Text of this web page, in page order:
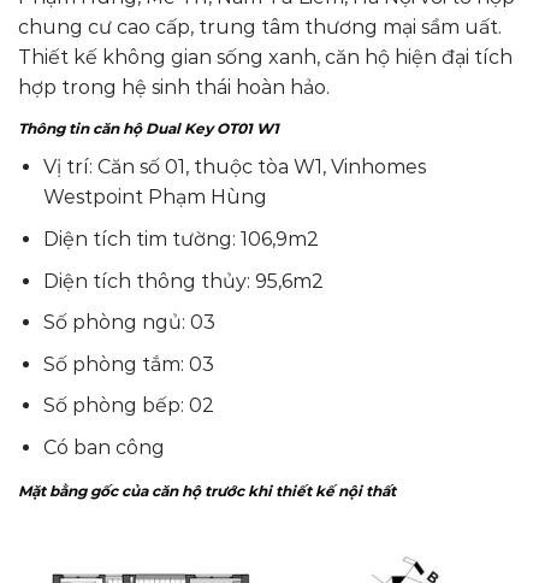
chung cư cao cấp, trung tâm thương mại sầm uất.
Thiết kế không gian sống xanh, căn hộ hiện đại tích
hợp trong hệ sinh thái hoàn hảo.
Thông tin căn hộ Dual Key OT01 W1
Vị trí: Căn số 01, thuộc tòa W1, Vinhomes
Westpoint Phạm Hùng
Diện tích tim tường: 106,9m2
Diện tích thông thủy: 95,6m2
Số phòng ngủ: 03
Số phòng tắm: 03
Số phòng bếp: 02
Có ban công
Mặt bằng gốc của căn hộ trước khi thiết kế nội thất